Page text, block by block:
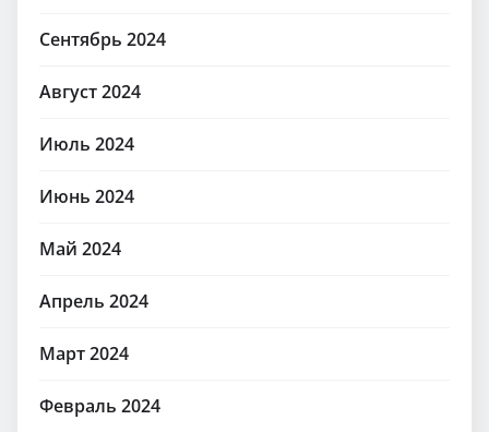
Сентябрь 2024
Август 2024
Июль 2024
Июнь 2024
Май 2024
Апрель 2024
Март 2024
Февраль 2024